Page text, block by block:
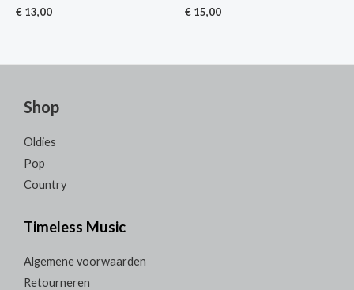
€ 13,00 € 15,00
Shop
Oldies
Pop
Country
Timeless Music
Algemene voorwaarden
Retourneren